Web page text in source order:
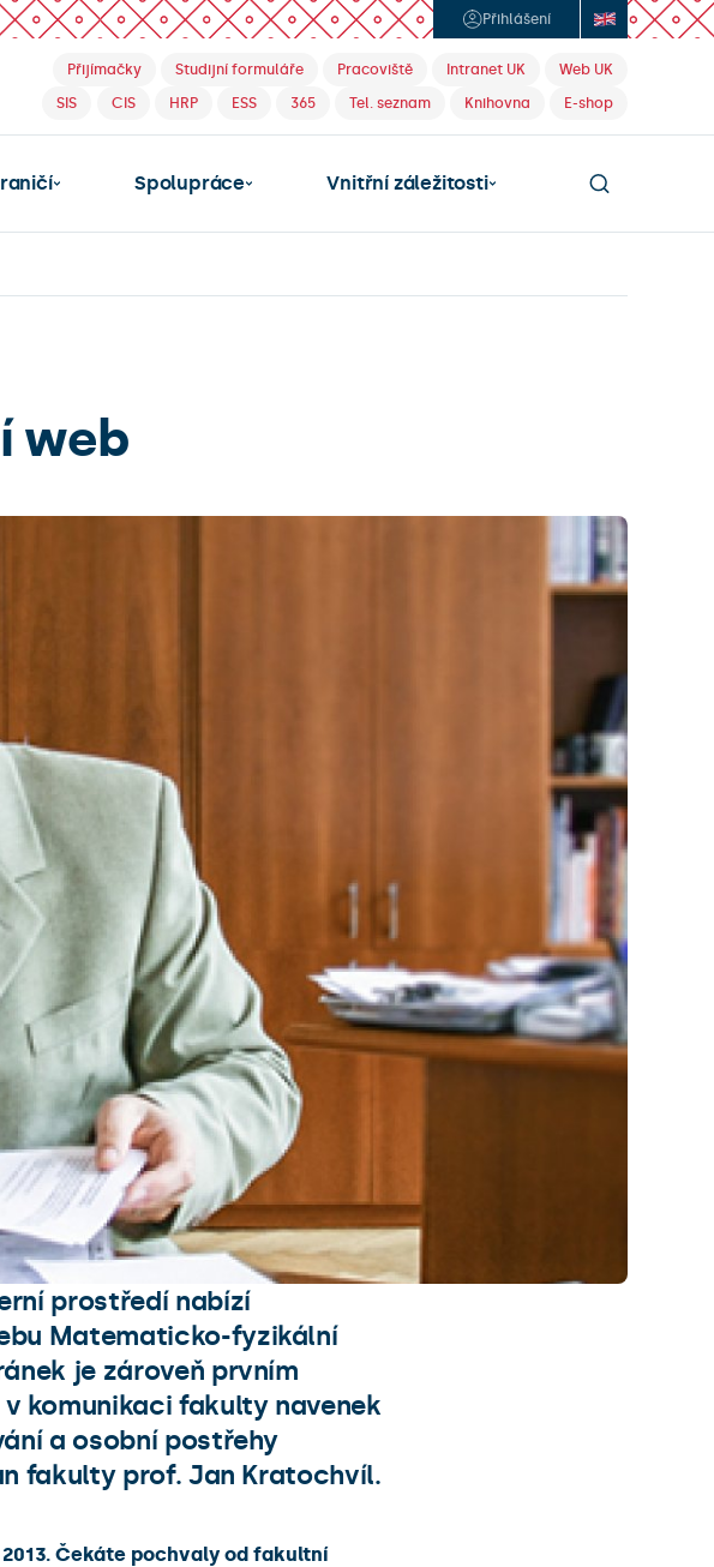
Přihlášení
Přijímačky Studijní formuláře Pracoviště Intranet UK
Web UK
SIS
CIS HRP ESS 365 Tel. seznam Knihovna E-shop
Spolupráce Vnitřní záležitosti
web
prostředí nabízí
Matematicko-fyzikální
je zároveň prvním
komunikaci fakulty navenek
a osobní postřehy
fakulty prof. Jan Kratochvíl.
Čekáte pochvaly od fakultní